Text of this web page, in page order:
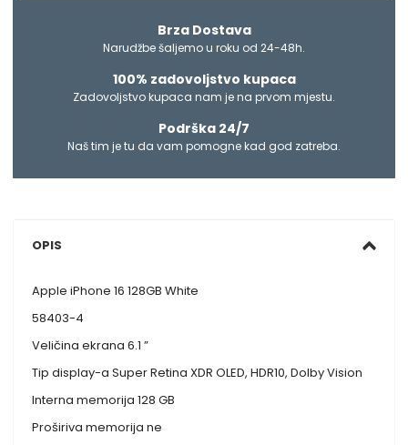
Brza Dostava
Narudžbe šaljemo u roku od 24-48h.
100% zadovoljstvo kupaca
Zadovoljstvo kupaca nam je na prvom mjestu.
Podrška 24/7
Naš tim je tu da vam pomogne kad god zatreba.
OPIS
Apple iPhone 16 128GB White
58403-4
Veličina ekrana 6.1 ”
Tip display-a Super Retina XDR OLED, HDR10, Dolby Vision
Interna memorija 128 GB
Proširiva memorija ne